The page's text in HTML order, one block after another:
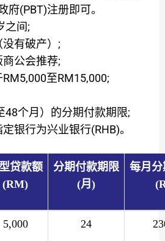
府(PBT)注册即可。
之间 ;
有破产） ;
公会推荐;
RM5,000至RM15,000;
48个月）的分期付款期限;
银行为兴业银行(RHB)。
贷款额
(RM)
分期付款期限
(月 )
每月
5,000 24